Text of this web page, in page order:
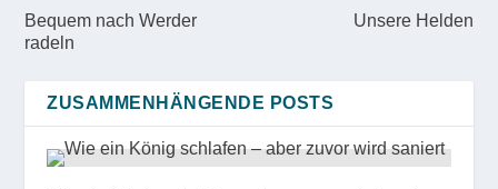
Bequem nach Werder
radeln
Unsere Helden
ZUSAMMENHÄNGENDE POSTS